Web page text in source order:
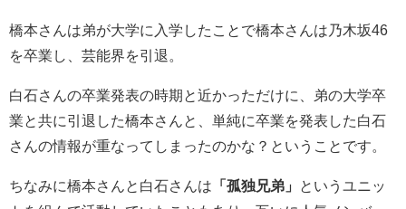
橋本さんは弟が大学に入学したことで橋本さんは乃木坂46
を卒業し、芸能界を引退。
白石さんの卒業発表の時期と近かっただけに、弟の大学卒
業と共に引退した橋本さんと、単純に卒業を発表した白石
さんの情報が重なってしまったのかな？ということです。
ちなみに橋本さんと白石さんは 「孤独兄弟」
というユニッ